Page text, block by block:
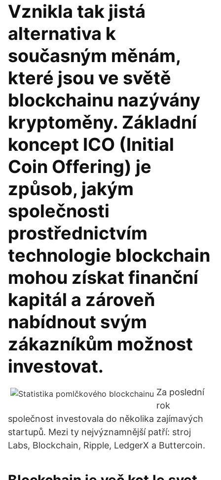
Vznikla tak jistá
alternativa k
současným měnám,
které jsou ve světě
blockchainu nazývány
kryptoměny. Základní
koncept ICO (Initial
Coin Offering) je
způsob, jakým
společnosti
prostřednictvím
technologie blockchain
mohou získat finanční
kapitál a zároveň
nabídnout svým
zákazníkům možnost
investovat.
Za poslední
rok
společnost investovala do několika zajímavých
startupů. Mezi ty nejvýznamnější patří: stroj
Labs, Blockchain, Ripple, LedgerX a Buttercoin.